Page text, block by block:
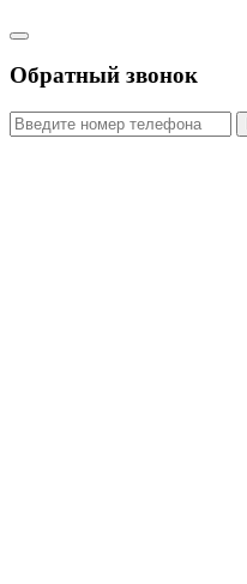
Обратный звонок